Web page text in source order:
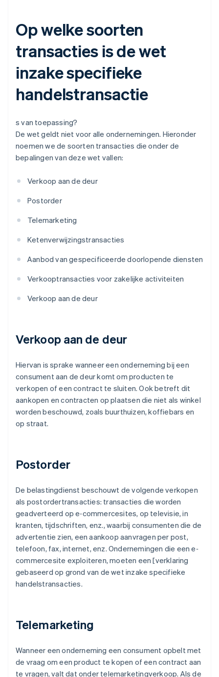
Op welke soorten
transacties is de wet
inzake specifieke
handelstransactie
s van toepassing?
De wet geldt niet voor alle ondernemingen. Hieronder
noemen we de soorten transacties die onder de
bepalingen van deze wet vallen:
Verkoop aan de deur
Postorder
Telemarketing
Ketenverwijzingstransacties
Aanbod van gespecificeerde doorlopende diensten
Verkooptransacties voor zakelijke activiteiten
Verkoop aan de deur
Verkoop aan de deur
Hiervan is sprake wanneer een onderneming bij een
consument aan de deur komt om producten te
verkopen of een contract te sluiten. Ook betreft dit
aankopen en contracten op plaatsen die niet als winkel
worden beschouwd, zoals buurthuizen, koffiebars en
op straat.
Postorder
De belastingdienst beschouwt de volgende verkopen
als postordertransacties: transacties die worden
geadverteerd op e‐commercesites, op televisie, in
kranten, tijdschriften, enz., waarbij consumenten die de
advertentie zien, een aankoop aanvragen per post,
telefoon, fax, internet, enz. Ondernemingen die een e‐
commercesite exploiteren, moeten een [verklaring
gebaseerd op grond van de wet inzake specifieke
handelstransacties.
Telemarketing
Wanneer een onderneming een consument opbelt met
de vraag om een product te kopen of een contract aan
te vragen, valt dat onder telemarketingverkoop. Als de